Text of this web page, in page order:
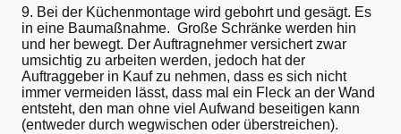
9. Bei der Küchenmontage wird gebohrt und gesägt. Es
in eine Baumaßnahme. Große Schränke werden hin
und her bewegt. Der Auftragnehmer versichert zwar
umsichtig zu arbeiten werden, jedoch hat der
Auftraggeber in Kauf zu nehmen, dass es sich nicht
immer vermeiden lässt, dass mal ein Fleck an der Wand
entsteht, den man ohne viel Aufwand beseitigen kann
(entweder durch wegwischen oder überstreichen).